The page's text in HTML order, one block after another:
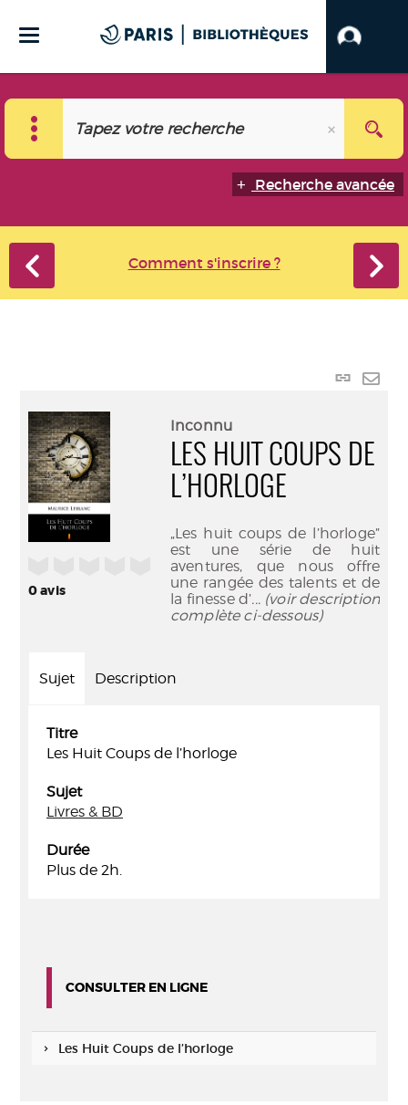
Recherche avancée
Comment s'inscrire ?
Lien
mail
0avis
Inconnu
LES HUIT COUPS DE
L’HORLOGE
„Les huit coups de l’horloge”
est une série de huit
aventures, que nous offre
une rangée des talents et de
la finesse d’... (voir description
complète ci-dessous)
Sujet Description
Titre
Les Huit Coups de l’horloge
Sujet
Livres & BD
Durée
Plus de 2h.
CONSULTER EN LIGNE
Les Huit Coups de l’horloge